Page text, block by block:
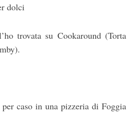
dolci
trovata su Cookaround (Torta
per caso in una pizzeria di Foggia